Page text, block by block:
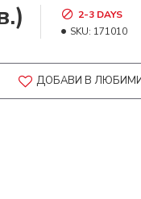
2-3 DAYS
SKU: 171010
ДОБАВИ В